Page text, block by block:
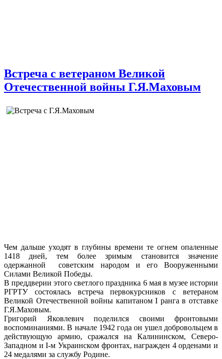
Встреча с ветераном Великой
Отечественной войны Г.Я.Маховым
Чем дальше уходят в глубины времени те огнем опаленные
1418 дней, тем более зримым становится значение
одержанной советским народом и его Вооруженными
Силами Великой Победы.
В преддверии этого светлого праздника 6 мая в музее истории
РГРТУ состоялась встреча первокурсников с ветераном
Великой Отечественной войны капитаном I ранга в отставке
Г.Я.Маховым.
Григорий Яковлевич поделился своими фронтовыми
воспоминаниями. В начале 1942 года он ушел добровольцем в
действующую армию, сражался на Калининском, Северо-
Западном и I-м Украинском фронтах, награжден 4 орденами и
24 медалями за службу Родине.